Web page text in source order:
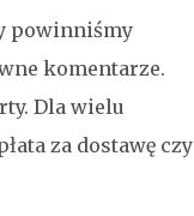
powinniśmy
komentarze.
Dla wielu
za dostawę czy